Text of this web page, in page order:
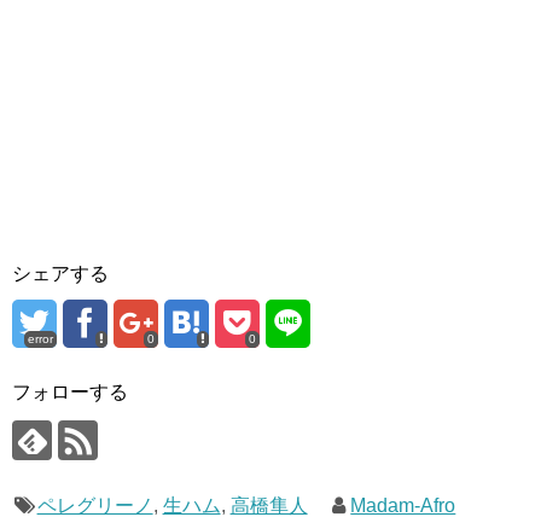
シェアする
error 0 0
フォローする
ペレグリーノ , 生ハム, 高橋隼人 Madam-Afro